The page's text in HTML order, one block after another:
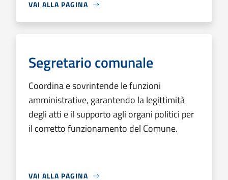
VAI ALLA PAGINA
Segretario comunale
Coordina e sovrintende le funzioni
amministrative, garantendo la legittimità
degli atti e il supporto agli organi politici per
il corretto funzionamento del Comune.
VAI ALLA PAGINA